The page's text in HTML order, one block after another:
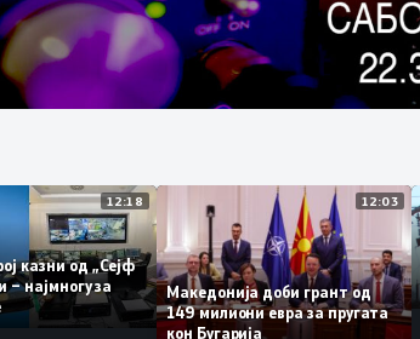
12:18
број казни од „Сејф
– најмногу за
12:03
Македонија доби грант од
149 милиони евра за пругата
кон Бугарија